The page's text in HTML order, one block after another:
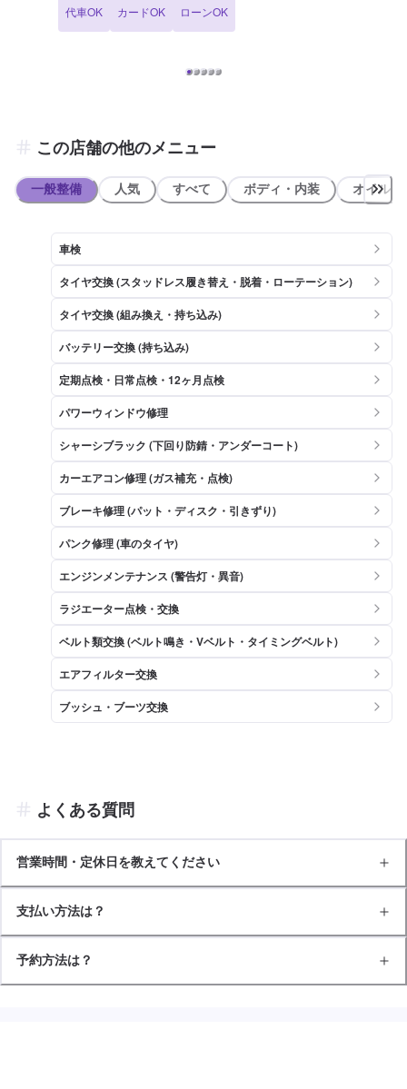
代車OK カードOK ローンOK
この店舗の他のメニュー
一般整備 人気 すべて ボディ・内装 オイル類
車検
タイヤ交換 (スタッドレス履き替え・脱着・ローテーション)
タイヤ交換 (組み換え・持ち込み)
バッテリー交換 (持ち込み)
定期点検・日常点検・12ヶ月点検
パワーウィンドウ修理
シャーシブラック (下回り防錆・アンダーコート)
カーエアコン修理 (ガス補充・点検)
ブレーキ修理 (パット・ディスク・引きずり)
パンク修理 (車のタイヤ)
エンジンメンテナンス (警告灯・異音)
ラジエーター点検・交換
ベルト類交換 (ベルト鳴き・Vベルト・タイミングベルト)
エアフィルター交換
ブッシュ・ブーツ交換
よくある質問
営業時間・定休日を教えてください
支払い方法は？
予約方法は？